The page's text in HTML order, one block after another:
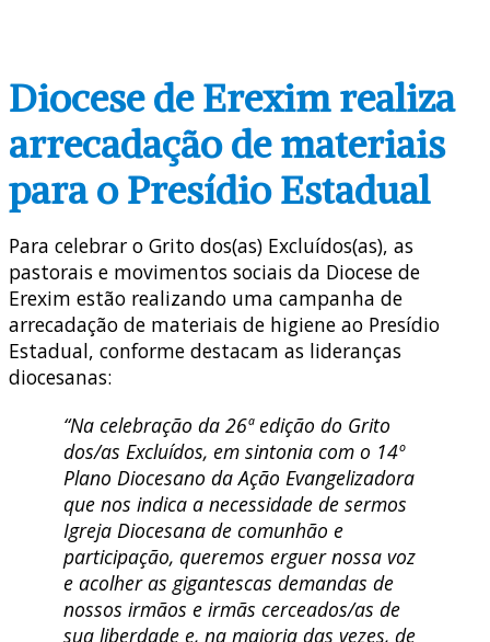
Diocese de Erexim realiza
arrecadação de materiais
para o Presídio Estadual
Para celebrar o Grito dos(as) Excluídos(as), as
pastorais e movimentos sociais da Diocese de
Erexim estão realizando uma campanha de
arrecadação de materiais de higiene ao Presídio
Estadual, conforme destacam as lideranças
diocesanas:
“Na celebração da 26ª edição do Grito
dos/as Excluídos, em sintonia com o 14º
Plano Diocesano da Ação Evangelizadora
que nos indica a necessidade de sermos
Igreja Diocesana de comunhão e
participação, queremos erguer nossa voz
e acolher as gigantescas demandas de
nossos irmãos e irmãs cerceados/as de
sua liberdade e, na maioria das vezes, de